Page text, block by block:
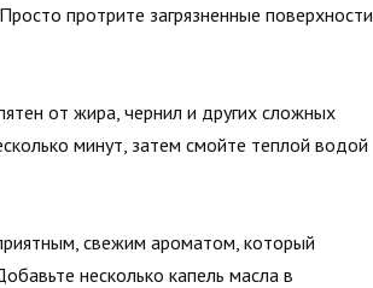
протрите загрязненные поверхности
от жира, чернил и других сложных
минут, затем смойте теплой водой
свежим ароматом, который
несколько капель масла в